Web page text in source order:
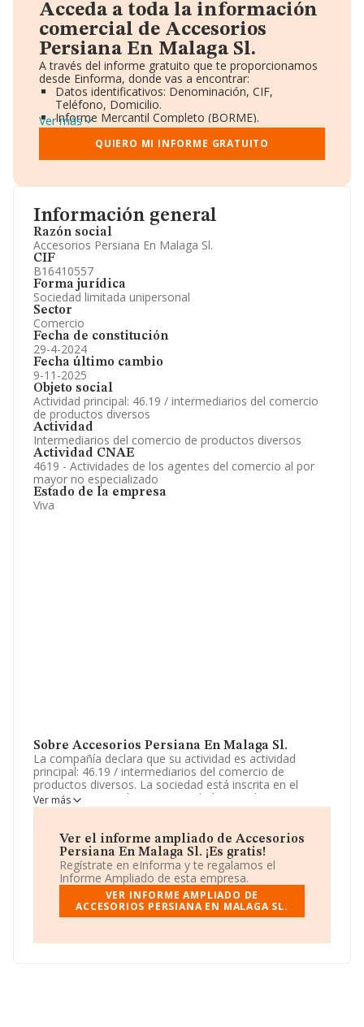
Información general
Razón social
Accesorios Persiana En Malaga Sl.
CIF
B16410557
Forma jurídica
Sociedad limitada unipersonal
Sector
Comercio
Fecha de constitución
29-4-2024
Fecha último cambio
9-11-2025
Objeto social
Actividad principal: 46.19 / intermediarios del comercio
de productos diversos
Actividad
Intermediarios del comercio de productos diversos
Actividad CNAE
4619 - Actividades de los agentes del comercio al por
mayor no especializado
Estado de la empresa
Viva
Sobre Accesorios Persiana En Malaga Sl.
La compañía declara que su actividad es actividad
principal: 46.19 / intermediarios del comercio de
productos diversos. La sociedad está inscrita en el
Registro Mercantil como Sociedad Limitada. La
actividad de referencia CNAE corresponde a
cuyo Código es 4619. La sociedad no tiene actividad en
mercados exteriores.
La sociedad españolaAccesorios Persiana En
Málaga S.L, NIF B16410557, está situada en Avenida
Manuel Fraga Iribarne núm. 15, (29620), en el municipio
de Torremolinos, en Málaga, Andalucía.
En base a la información de la que dispone INFORMA
Ver más
Ver el informe ampliado de Accesorios
Persiana En Malaga Sl. ¡Es gratis!
Regístrate en eInforma y te regalamos el
Informe Ampliado de esta empresa.
VER INFORME AMPLIADO DE
ACCESORIOS PERSIANA EN MALAGA SL.
Acceda a toda la información
comercial de Accesorios
Persiana En Malaga Sl.
A través del informe gratuito que te proporcionamos
desde Einforma, donde vas a encontrar:
Datos identificativos: Denominación, CIF,
Teléfono, Domicilio.
Informe Mercantil Completo (BORME).
Gráficos de Evolución Ventas y Empleados.
Consejo de Administración y Administradores.
Directivos y Ejecutivos.
Información oficial y registral complementaria.
Ver más
QUIERO MI INFORME GRATUITO